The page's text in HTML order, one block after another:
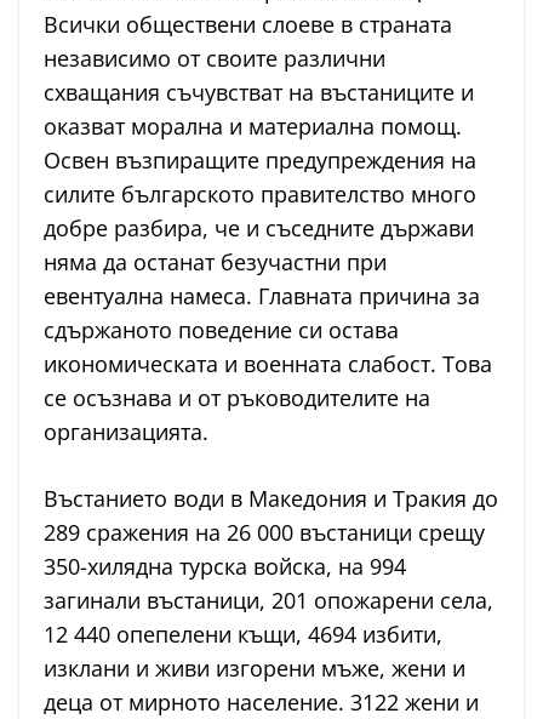
Всички обществени слоеве в страната
независимо от своите различни
схващания съчувстват на въстаниците и
оказват морална и материална помощ.
Освен възпиращите предупреждения на
силите българското правителство много
добре разбира, че и съседните държави
няма да останат безучастни при
евентуална намеса. Главната причина за
сдържаното поведение си остава
икономическата и военната слабост. Това
се осъзнава и от ръководителите на
организацията.
Въстанието води в Македония и Тракия до
289 сражения на 26 000 въстаници срещу
350-хилядна турска войска, на 994
загинали въстаници, 201 опожарени села,
12 440 опепелени къщи, 4694 избити,
изклани и живи изгорени мъже, жени и
деца от мирното население. 3122 жени и